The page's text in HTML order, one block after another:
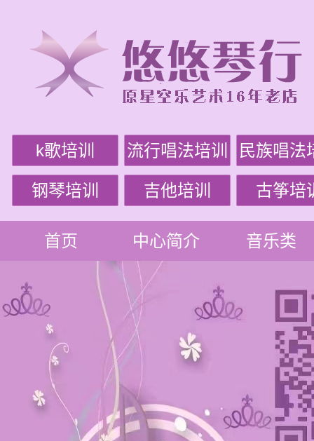
k歌培训 流行唱法培训 民族唱法
钢琴培训 吉他培训 古筝培
首页 中心简介 音乐类